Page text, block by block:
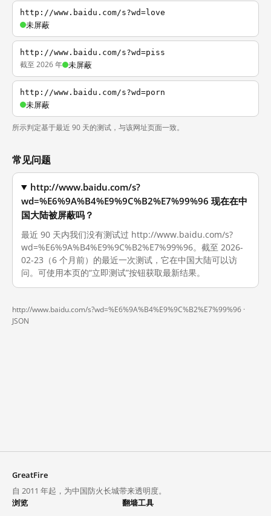
http://www.baidu.com/s?wd=love
未屏蔽
http://www.baidu.com/s?wd=piss
截至 2026 年 未屏蔽
http://www.baidu.com/s?wd=porn
未屏蔽
所示判定基于最近 90 天的测试，与该网址页面一致。
常见问题
http://www.baidu.com/s?
wd=%E6%9A%B4%E9%9C%B2%E7%99%96 现在在中
国大陆被屏蔽吗？
最近 90 天内我们没有测试过 http://www.baidu.com/s?
wd=%E6%9A%B4%E9%9C%B2%E7%99%96。截至 2026-
02-23（6 个月前）的最近一次测试，它在中国大陆可以访
问。可使用本页的“立即测试”按钮获取最新结果。
http://www.baidu.com/s?wd=%E6%9A%B4%E9%9C%B2%E7%99%96 ·
JSON
GreatFire
自 2011 年起，为中国防火长城带来透明度。
浏览
翻墙工具